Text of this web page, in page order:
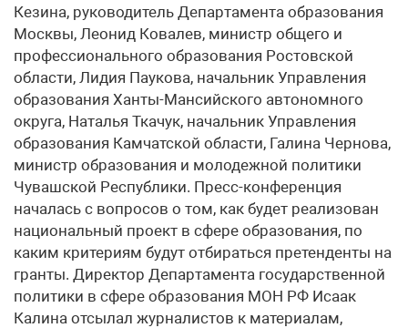
Кезина, руководитель Департамента образования
Москвы, Леонид Ковалев, министр общего и
профессионального образования Ростовской
области, Лидия Паукова, начальник Управления
образования Ханты-Мансийского автономного
округа, Наталья Ткачук, начальник Управления
образования Камчатской области, Галина Чернова,
министр образования и молодежной политики
Чувашской Республики. Пресс-конференция
началась с вопросов о том, как будет реализован
национальный проект в сфере образования, по
каким критериям будут отбираться претенденты на
гранты. Директор Департамента государственной
политики в сфере образования МОН РФ Исаак
Калина отсылал журналистов к материалам,